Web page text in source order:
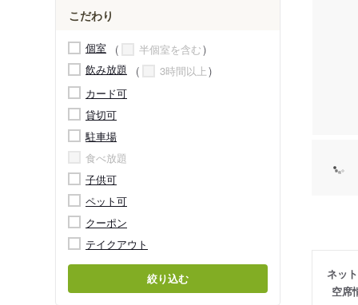
こだわり
個室
半個室を含む
飲み放題
3時間以上
カード可
貸切可
駐車場
食べ放題
子供可
ペット可
クーポン
テイクアウト
絞り込む
ネッ
空席